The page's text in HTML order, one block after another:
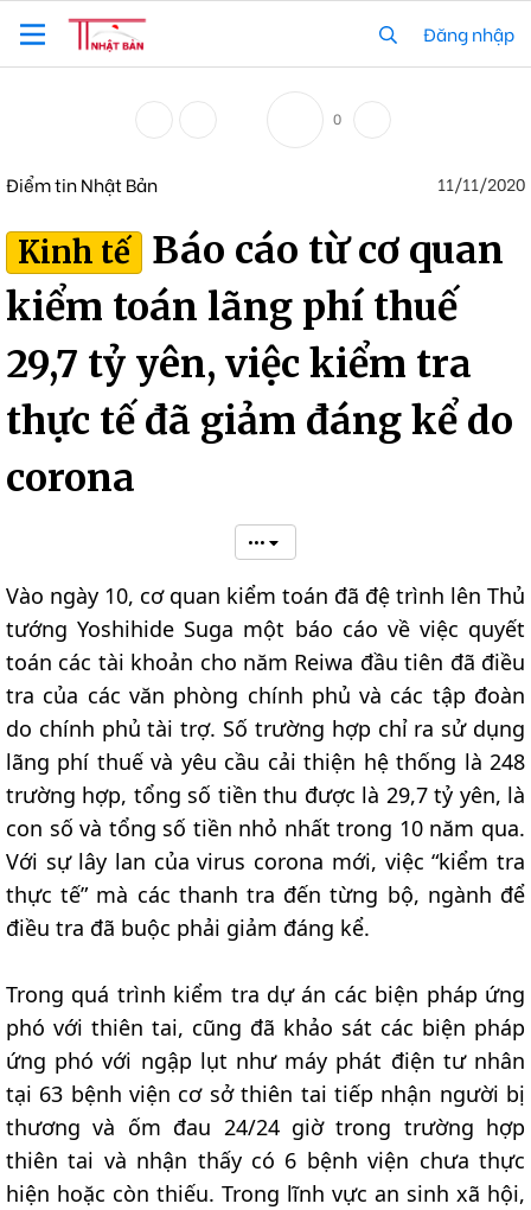
Đăng nhập
0
Điểm tin Nhật Bản 11/11/2020
Kinh tế
Báo cáo từ cơ quan
kiểm toán lãng phí thuế
29,7 tỷ yên, việc kiểm tra
thực tế đã giảm đáng kể do
corona
•••
Vào ngày 10, cơ quan kiểm toán đã đệ trình lên Thủ
tướng Yoshihide Suga một báo cáo về việc quyết
toán các tài khoản cho năm Reiwa đầu tiên đã điều
tra của các văn phòng chính phủ và các tập đoàn
do chính phủ tài trợ. Số trường hợp chỉ ra sử dụng
lãng phí thuế và yêu cầu cải thiện hệ thống là 248
trường hợp, tổng số tiền thu được là 29,7 tỷ yên, là
con số và tổng số tiền nhỏ nhất trong 10 năm qua.
Với sự lây lan của virus corona mới, việc “kiểm tra
thực tế” mà các thanh tra đến từng bộ, ngành để
điều tra đã buộc phải giảm đáng kể.
Trong quá trình kiểm tra dự án các biện pháp ứng
phó với thiên tai, cũng đã khảo sát các biện pháp
ứng phó với ngập lụt như máy phát điện tư nhân
tại 63 bệnh viện cơ sở thiên tai tiếp nhận người bị
thương và ốm đau 24/24 giờ trong trường hợp
thiên tai và nhận thấy có 6 bệnh viện chưa thực
hiện hoặc còn thiếu. Trong lĩnh vực an sinh xã hội,